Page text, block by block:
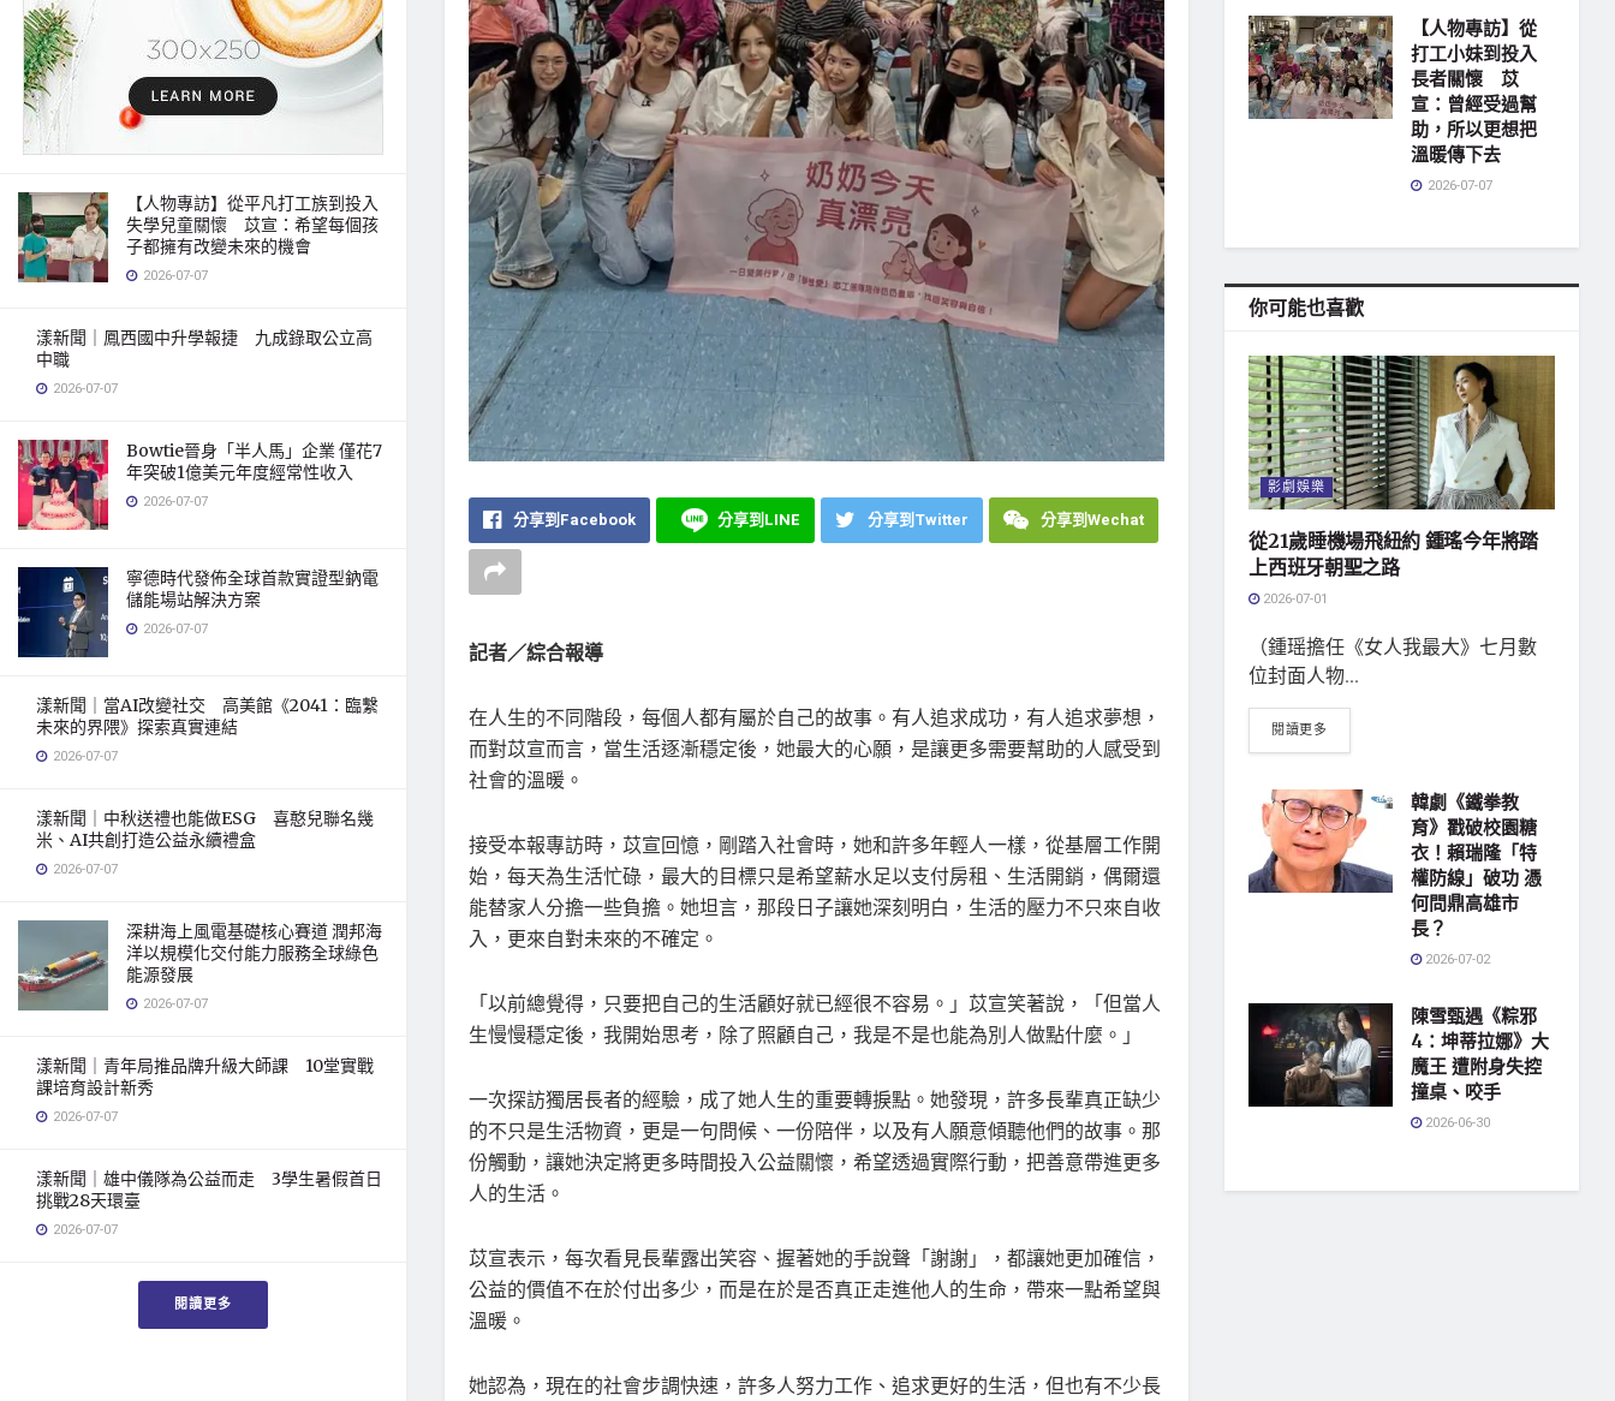
【人物專訪】從平凡打工族到投入
失學兒童關懷 苡宣：希望每個孩
子都擁有改變未來的機會
2026-07-07
漾新聞｜鳳西國中升學報捷 九成錄取公立高
中職
2026-07-07
Bowtie晉身「半人馬」企業 僅花7
年突破1億美元年度經常性收入
2026-07-07
寧德時代發佈全球首款實證型鈉電
儲能場站解決方案
2026-07-07
漾新聞｜當AI改變社交 高美館《2041：臨繫
未來的界隈》探索真實連結
2026-07-07
漾新聞｜中秋送禮也能做ESG 喜憨兒聯名幾
米、AI共創打造公益永續禮盒
2026-07-07
深耕海上風電基礎核心賽道 潤邦海
洋以規模化交付能力服務全球綠色
能源發展
2026-07-07
漾新聞｜青年局推品牌升級大師課 10堂實戰
課培育設計新秀
2026-07-07
漾新聞｜雄中儀隊為公益而走 3學生暑假首日
挑戰28天環臺
2026-07-07
閱讀更多
分享到Facebook 分享到LINE 分享到Twitter 分享到Wechat
記者／綜合報導
在人生的不同階段，每個人都有屬於自己的故事。有人追求成功，有人追求夢想，
而對苡宣而言，當生活逐漸穩定後，她最大的心願，是讓更多需要幫助的人感受到
社會的溫暖。
接受本報專訪時，苡宣回憶，剛踏入社會時，她和許多年輕人一樣，從基層工作開
始，每天為生活忙碌，最大的目標只是希望薪水足以支付房租、生活開銷，偶爾還
能替家人分擔一些負擔。她坦言，那段日子讓她深刻明白，生活的壓力不只來自收
入，更來自對未來的不確定。
「以前總覺得，只要把自己的生活顧好就已經很不容易。」苡宣笑著說，「但當人
生慢慢穩定後，我開始思考，除了照顧自己，我是不是也能為別人做點什麼。」
一次探訪獨居長者的經驗，成了她人生的重要轉捩點。她發現，許多長輩真正缺少
的不只是生活物資，更是一句問候、一份陪伴，以及有人願意傾聽他們的故事。那
份觸動，讓她決定將更多時間投入公益關懷，希望透過實際行動，把善意帶進更多
人的生活。
苡宣表示，每次看見長輩露出笑容、握著她的手說聲「謝謝」，都讓她更加確信，
公益的價值不在於付出多少，而是在於是否真正走進他人的生命，帶來一點希望與
溫暖。
她認為，現在的社會步調快速，許多人努力工作、追求更好的生活，但也有不少長
【人物專訪】從
打工小妹到投入
長者關懷 苡
宣：曾經受過幫
助，所以更想把
溫暖傳下去
2026-07-07
你可能也喜歡
影劇娛樂
從21歲睡機場飛紐約 鍾瑤今年將踏
上西班牙朝聖之路
2026-07-01
（鍾瑶擔任《女人我最大》七月數
位封面人物...
閱讀更多
韓劇《鐵拳教
育》戳破校園糖
衣！賴瑞隆「特
權防線」破功 憑
何問鼎高雄市
長？
2026-07-02
陳雪甄遇《粽邪
4：坤蒂拉娜》大
魔王 遭附身失控
撞桌、咬手
2026-06-30